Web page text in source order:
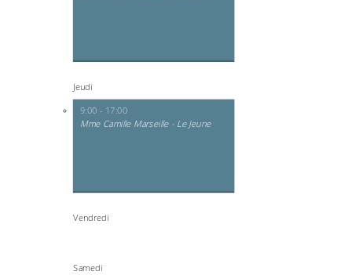
Jeudi
9:00 - 17:00
Mme Camille Marseille - Le Jeune
Vendredi
Samedi